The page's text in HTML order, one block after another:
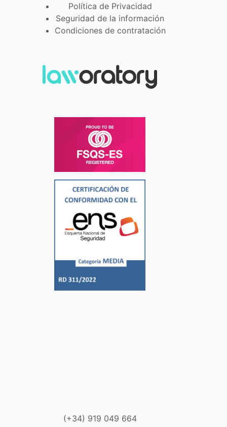
Política de Privacidad
Seguridad de la información
Condiciones de contratación
(+34) 919 049 664